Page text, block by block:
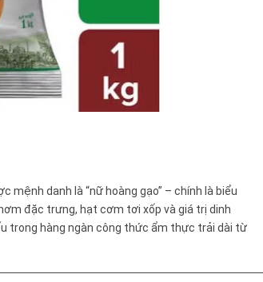
mệnh danh là “nữ hoàng gạo” – chính là biểu
đặc trưng, hạt cơm tơi xốp và giá trị dinh
trong hàng ngàn công thức ẩm thực trải dài từ